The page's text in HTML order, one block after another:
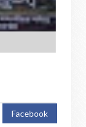
Facebook